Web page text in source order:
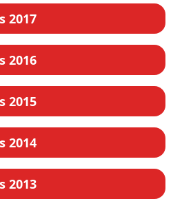
2017
2016
2015
2014
2013